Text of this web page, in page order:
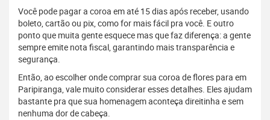
Você pode pagar a coroa em até 15 dias após receber, usando
boleto, cartão ou pix, como for mais fácil pra você. E outro
ponto que muita gente esquece mas que faz diferença: a gente
sempre emite nota fiscal, garantindo mais transparência e
segurança.
Então, ao escolher onde comprar sua coroa de flores para em
Paripiranga, vale muito considerar esses detalhes. Eles ajudam
bastante pra que sua homenagem aconteça direitinha e sem
nenhuma dor de cabeça.